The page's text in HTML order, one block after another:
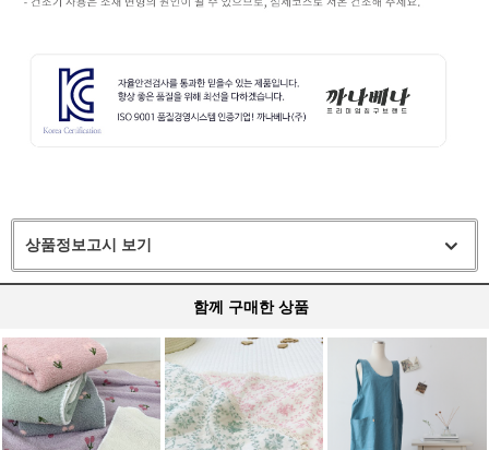
상품정보고시 보기
함께 구매한 상품